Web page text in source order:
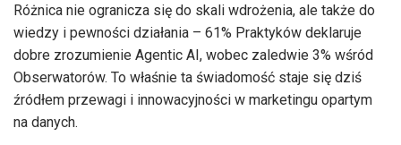
Różnica nie ogranicza się do skali wdrożenia, ale także do
wiedzy i pewności działania – 61% Praktyków deklaruje
dobre zrozumienie Agentic AI, wobec zaledwie 3% wśród
Obserwatorów. To właśnie ta świadomość staje się dziś
źródłem przewagi i innowacyjności w marketingu opartym
na danych.